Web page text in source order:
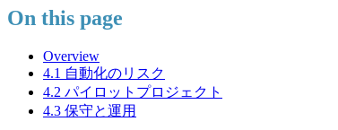
On this page
Overview
4.1 自動化のリスク
4.2 パイロットプロジェクト
4.3 保守と運用